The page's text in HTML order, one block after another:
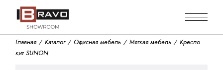
Главная Каталог Офисная мебель Мягкая мебель
Кресло
кит SUNON